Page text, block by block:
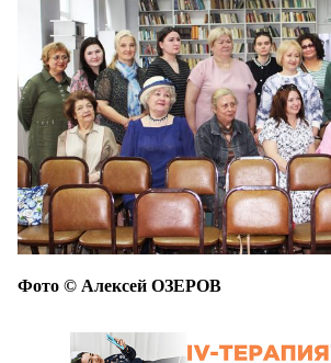
Фото © Алексей ОЗЕРОВ